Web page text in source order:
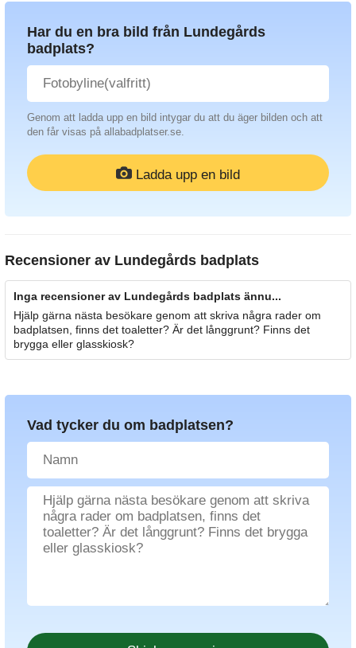
Har du en bra bild från Lundegårds
badplats?
Genom att ladda upp en bild intygar du att du äger bilden och att
den får visas på allabadplatser.se.
Ladda upp en bild
Recensioner av Lundegårds badplats
Inga recensioner av Lundegårds badplats ännu...
Hjälp gärna nästa besökare genom att skriva några rader om
badplatsen, finns det toaletter? Är det långgrunt? Finns det
brygga eller glasskiosk?
Vad tycker du om badplatsen?